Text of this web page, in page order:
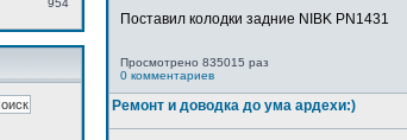
954
Поставил колодки задние NIBK PN1431
Просмотрено 835015 раз
0 комментариев
Ремонт и доводка до ума ардехи:)